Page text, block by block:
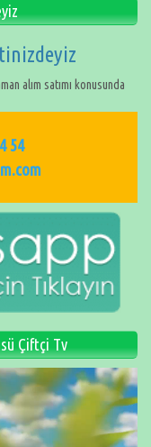
alım satımı konusunda
54
Çiftçi Tv